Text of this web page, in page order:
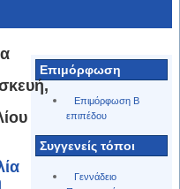
Επιμόρφωση
Επιμόρφωση Β
επιπέδου
Συγγενείς τόποι
Γεννάδειο